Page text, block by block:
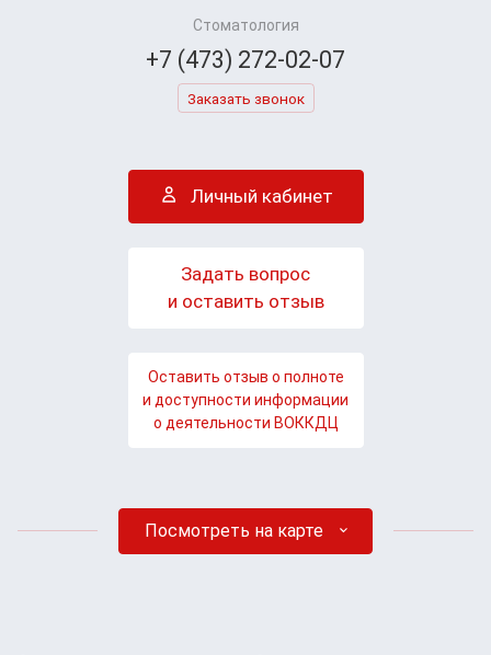
Стоматология
+7 (473) 272-02-07
Заказать звонок
Личный кабинет
Задать вопрос
и оставить отзыв
Оставить отзыв о полноте
и доступности информации
о деятельности ВОККДЦ
Посмотреть на карте